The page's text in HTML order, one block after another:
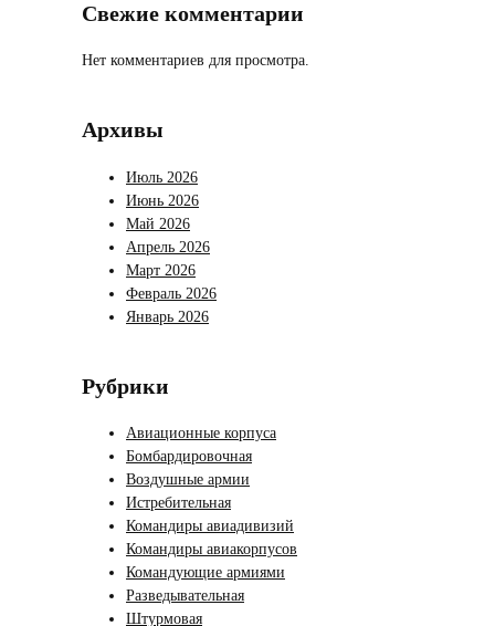
Свежие комментарии
Нет комментариев для просмотра.
Архивы
Июль 2026
Июнь 2026
Май 2026
Апрель 2026
Март 2026
Февраль 2026
Январь 2026
Рубрики
Авиационные корпуса
Бомбардировочная
Воздушные армии
Истребительная
Командиры авиадивизий
Командиры авиакорпусов
Командующие армиями
Разведывательная
Штурмовая